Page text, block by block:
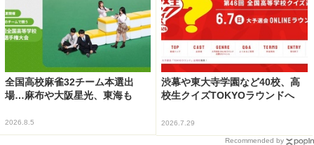
全国高校麻雀32チーム本選出
場…麻布や大阪星光、東海も
2026.8.5
渋幕や東大寺学園など40校、高
校生クイズTOKYOラウンドへ
2026.7.29
Recommended by